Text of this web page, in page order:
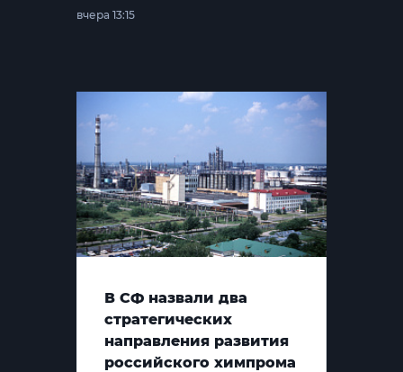
вчера 13:15
В СФ назвали два
стратегических
направления развития
российского химпрома